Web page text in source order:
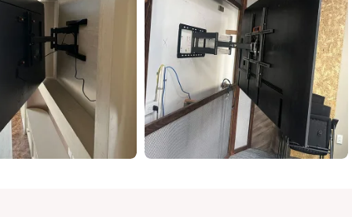
chân màn hình vi tính đa năng hiện nay trên thị trường